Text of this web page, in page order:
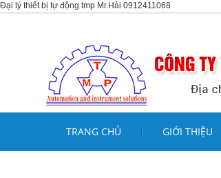
Đại lý thiết bị tự động tmp Mr.Hải 0912411068
TRANG CHỦ GIỚI THIỆU